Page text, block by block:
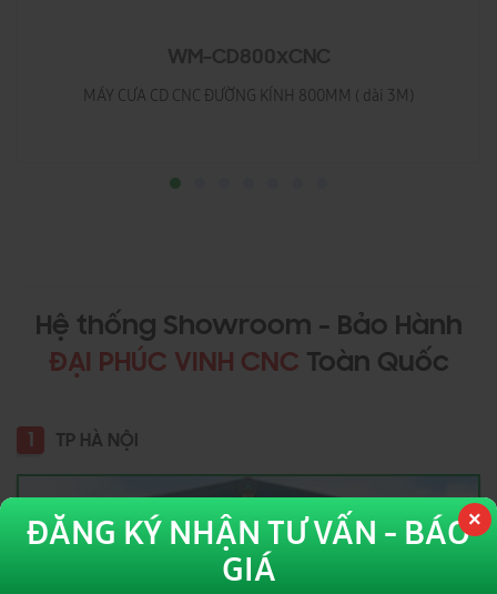
ĐĂNG KÝ NHẬN TƯ VẤN - BÁO
GIÁ
WM-CD800xCNC
MÁY CƯA CD CNC ĐƯỜNG KÍNH 800MM ( dài 3M)
Hệ thống Showroom - Bảo Hành
ĐẠI PHÚC VINH CNC Toàn Quốc
1 TP HÀ NỘI